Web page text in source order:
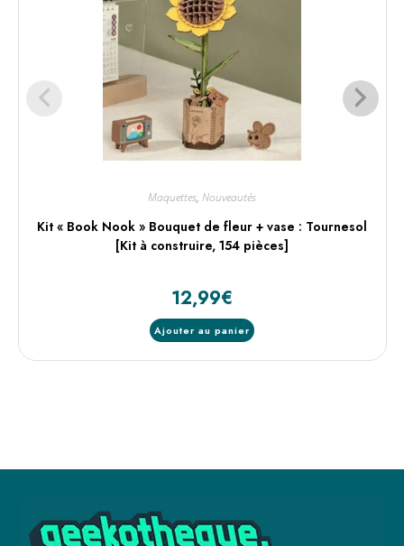
Maquettes, Nouveautés
Kit « Book Nook » Bouquet de fleur + vase : Tournesol
[Kit à construire, 154 pièces]
12,99€
Ajouter au panier